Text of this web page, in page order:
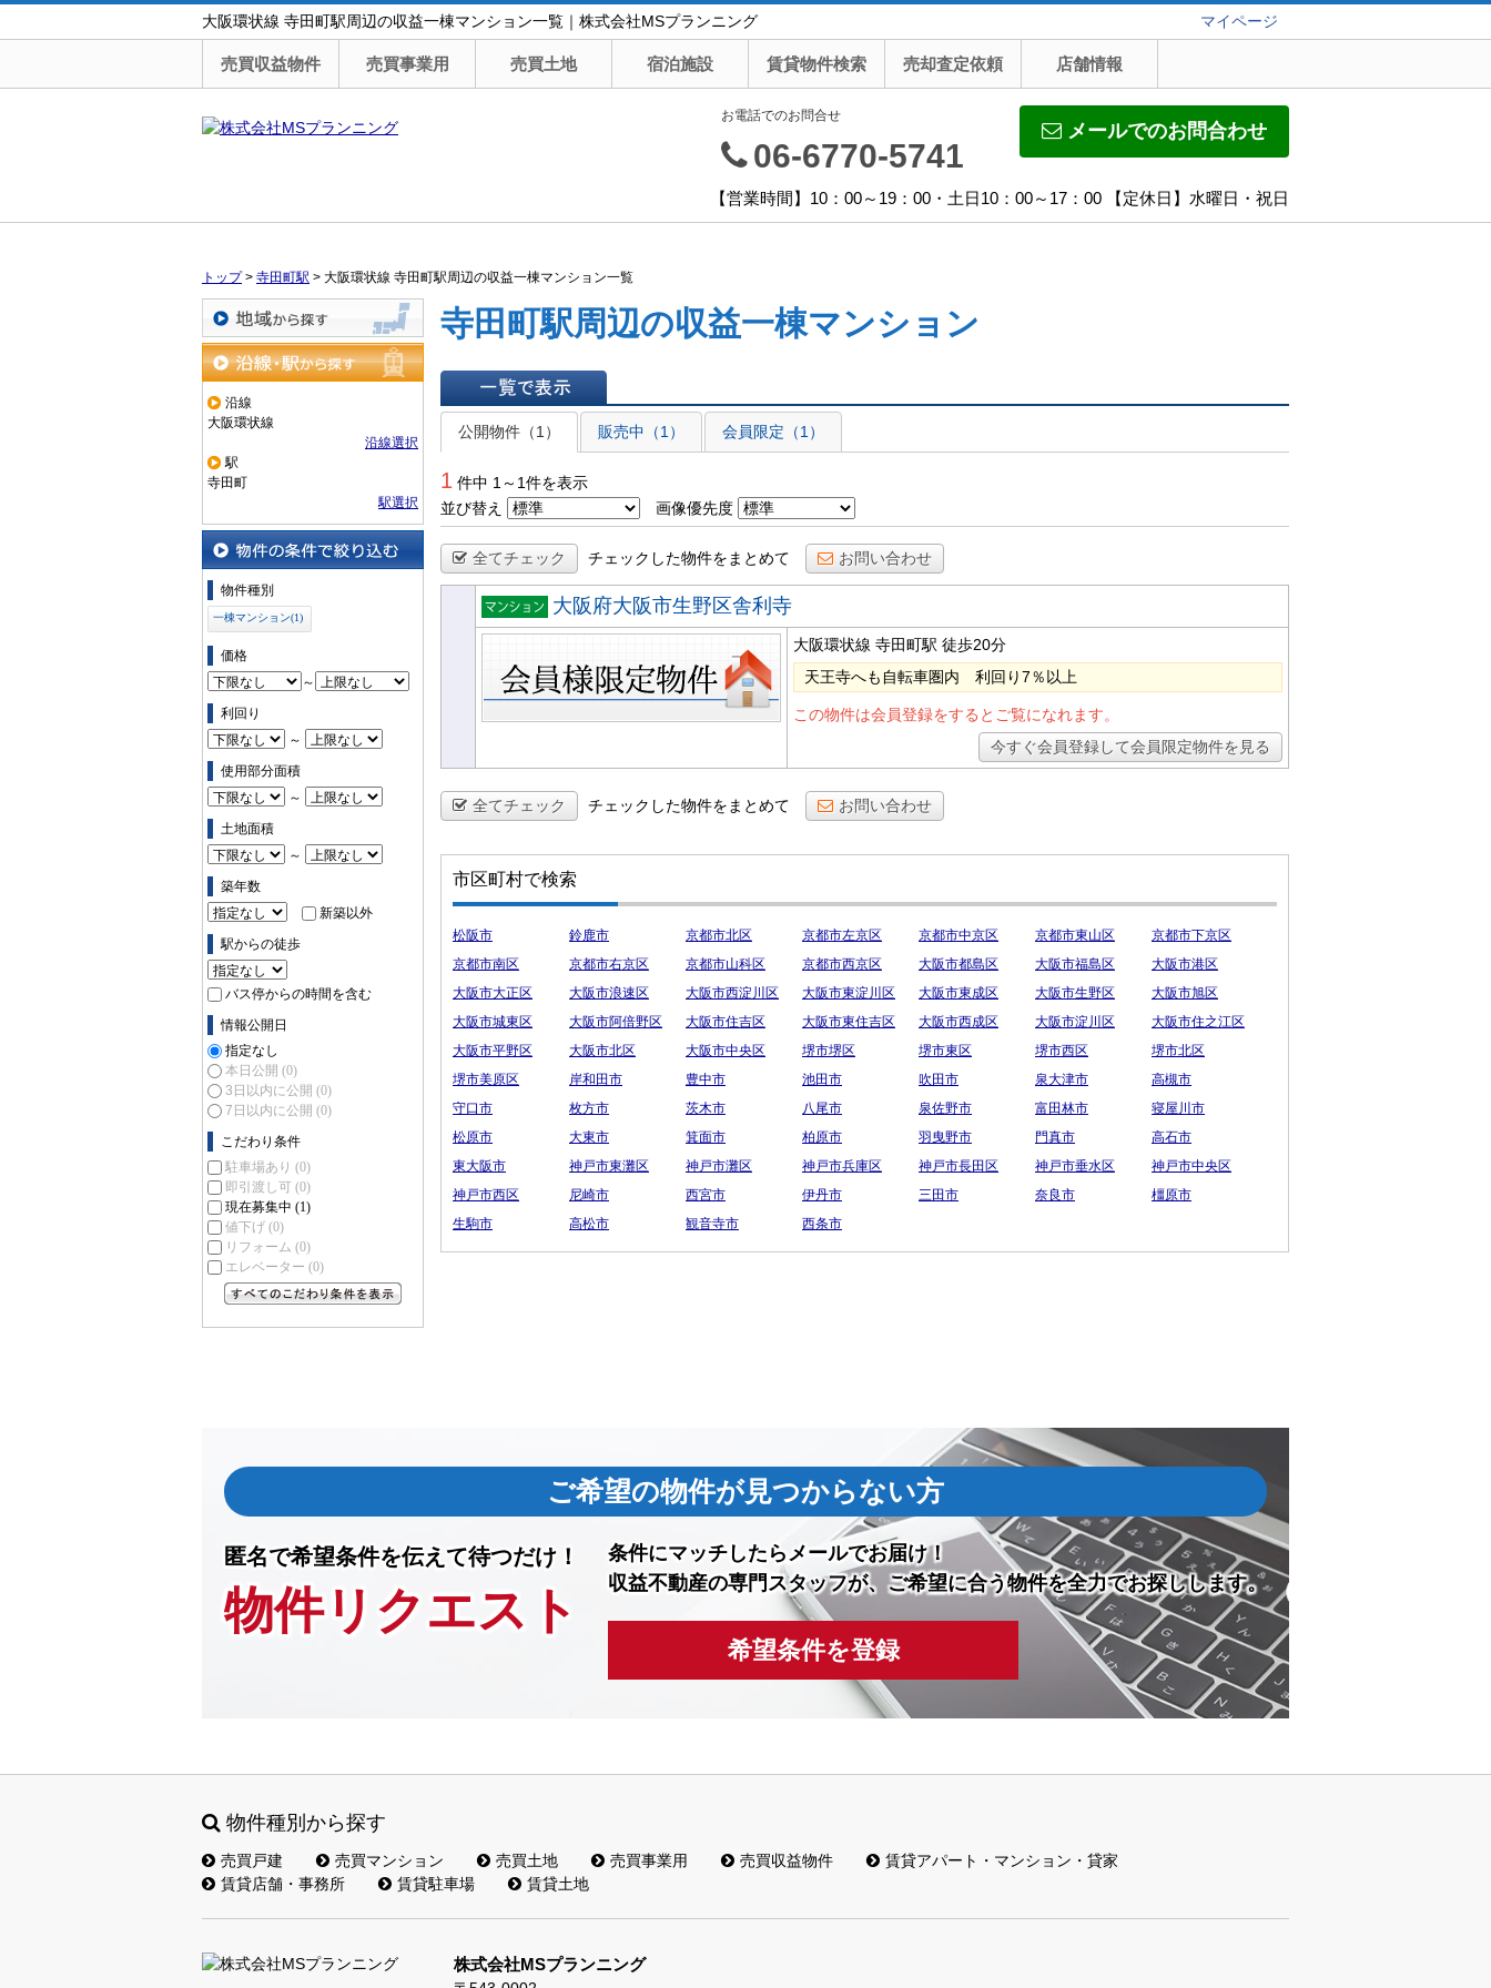
大阪環状線 寺田町駅周辺の収益一棟マンション一覧｜株式会社MSプランニング マイページ
売買収益物件 売買事業用 売買土地 宿泊施設 賃貸物件検索 売却査定依頼 店舗情報
メールでのお問合わせ
お電話でのお問合せ
06-6770-5741
【営業時間】10：00～19：00・土日10：00～17：00 【定休日】水曜日・祝日
トップ> 寺田町駅 > 大阪環状線 寺田町駅周辺の収益一棟マンション一覧
地域から探す
沿線・駅から探す
沿線
大阪環状線
沿線選択
駅
寺田町
駅選択
物件の条件で絞り込む
物件種別
一棟マンション(1)
価格
～
利回り
～
使用部分面積
～
土地面積
～
築年数
新築以外
駅からの徒歩
バス停からの時間を含む
情報公開日
指定なし
本日公開 (0)
3日以内に公開 (0)
7日以内に公開 (0)
こだわり条件
駐車場あり (0)
即引渡し可 (0)
現在募集中 (1)
値下げ (0)
リフォーム (0)
エレベーター (0)
寺田町駅周辺の収益一棟マンション
一覧で表示
公開物件（1）
販売中（1） 会員限定（1）
1 件中 1～1件を表示
並び替え
画像優先度
全てチェック チェックした物件をまとめて お問い合わせ
一棟マン
大阪府大阪市生野区舎利寺
大阪環状線 寺田町駅 徒歩20分
天王寺へも自転車圏内 利回り7％以上
この物件は会員登録をするとご覧になれます。
今すぐ会員登録して会員限定物件を見る
全てチェック チェックした物件をまとめて お問い合わせ
市区町村で検索
松阪市 鈴鹿市 京都市北区 京都市左京区 京都市中京区 京都市東山区
京都市下京区
京都市南区
京都市右京区 京都市山科区 京都市西京区 大阪市都島区 大阪市福島区
大阪市港区
大阪市大正区
大阪市浪速区 大阪市西淀川区 大阪市東淀川区 大阪市東成区 大阪市生野区
大阪市旭区
大阪市城東区
大阪市阿倍野区 大阪市住吉区 大阪市東住吉区 大阪市西成区 大阪市淀川区
大阪市住之江区
大阪市平野区
大阪市北区 大阪市中央区 堺市堺区 堺市東区 堺市西区
堺市北区
堺市美原区
岸和田市 豊中市 池田市 吹田市 泉大津市
高槻市
守口市
枚方市 茨木市 八尾市 泉佐野市 富田林市
寝屋川市
松原市
大東市 箕面市 柏原市 羽曳野市 門真市
高石市
東大阪市
神戸市東灘区 神戸市灘区 神戸市兵庫区 神戸市長田区 神戸市垂水区
神戸市中央区
神戸市西区
尼崎市 西宮市 伊丹市 三田市 奈良市
橿原市
生駒市
高松市 観音寺市 西条市
ご希望の物件が見つからない方
匿名で希望条件を伝えて待つだけ！
物件リクエスト
条件にマッチしたらメールでお届け！
収益不動産の専門スタッフが、ご希望に合う物件を全力でお探しします。
希望条件を登録
物件種別から探す
売買戸建 売買マンション 売買土地 売買事業用 売買収益物件
賃貸アパート・マンション・貸家
賃貸店舗・事務所
賃貸駐車場 賃貸土地
株式会社MSプランニング